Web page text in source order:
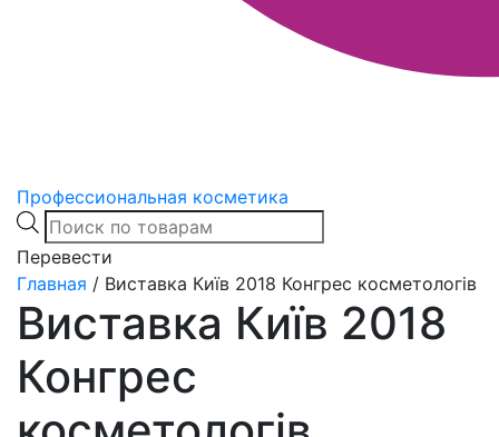
Профессиональная косметика
Products
search
Перевести
Главная / Виставка Київ 2018 Конгрес косметологів
Виставка Київ 2018
Конгрес